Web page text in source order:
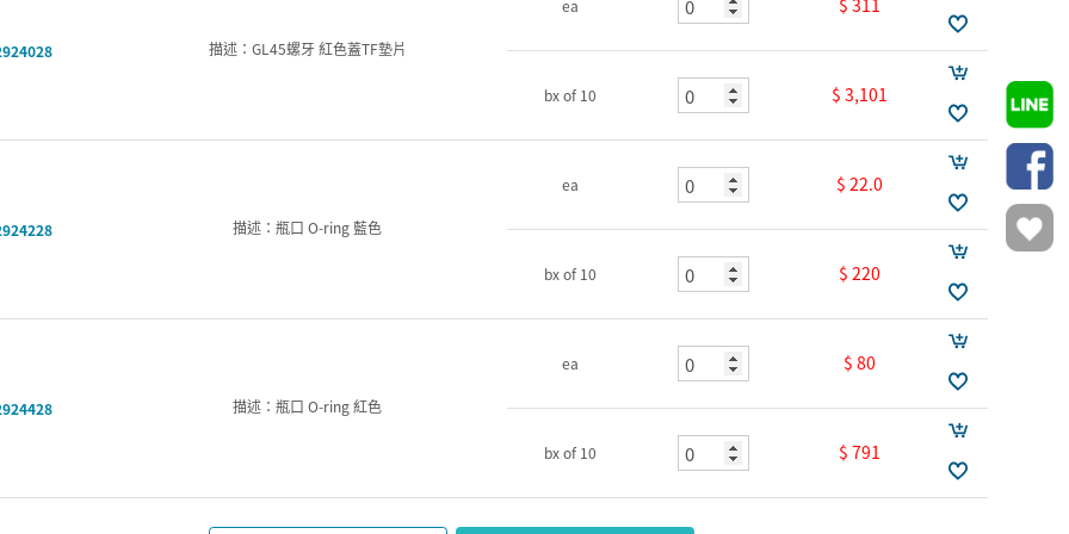
描述：GL45螺牙 紅色蓋TF墊片
ea $ 311
bx of 10 $ 3,101
描述：瓶口 O-ring 藍色
ea $ 22.0
bx of 10 $ 220
描述：瓶口 O-ring 紅色
ea $ 80
bx of 10 $ 791